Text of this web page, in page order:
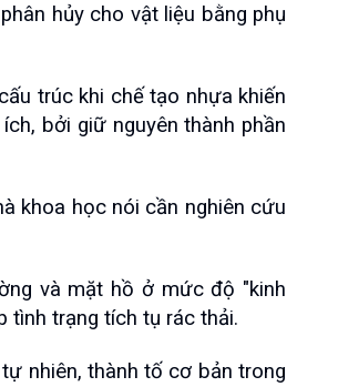
hủy cho vật liệu bằng phụ
trúc khi chế tạo nhựa khiến
bởi giữ nguyên thành phần
khoa học nói cần nghiên cứu
và mặt hồ ở mức độ "kinh
tình trạng tích tụ rác thải.
nhiên, thành tố cơ bản trong